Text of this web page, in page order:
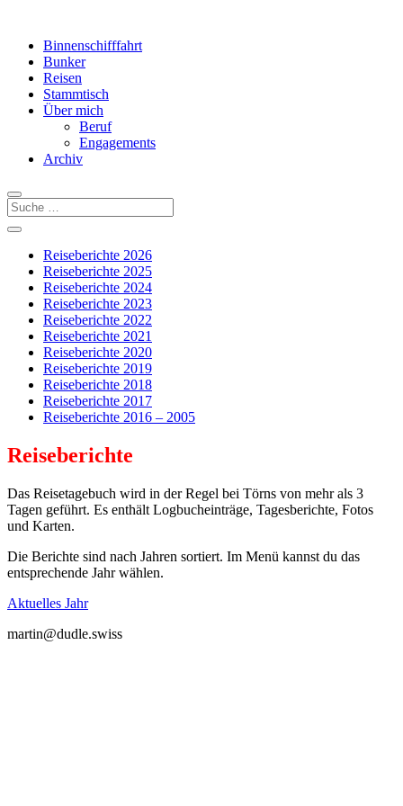
Binnenschifffahrt
Bunker
Reisen
Stammtisch
Über mich
Beruf
Engagements
Archiv
Reiseberichte 2026
Reiseberichte 2025
Reiseberichte 2024
Reiseberichte 2023
Reiseberichte 2022
Reiseberichte 2021
Reiseberichte 2020
Reiseberichte 2019
Reiseberichte 2018
Reiseberichte 2017
Reiseberichte 2016 – 2005
Reiseberichte
Das Reisetagebuch wird in der Regel bei Törns von mehr als 3
Tagen geführt. Es enthält Logbucheinträge, Tagesberichte, Fotos
und Karten.
Die Berichte sind nach Jahren sortiert. Im Menü kannst du das
entsprechende Jahr wählen.
Aktuelles Jahr
martin@dudle.swiss